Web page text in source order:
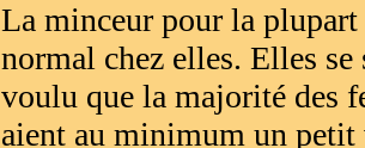
La minceur pour la plupart
normal chez elles. Elles
voulu que la majorité des
aient au minimum un petit